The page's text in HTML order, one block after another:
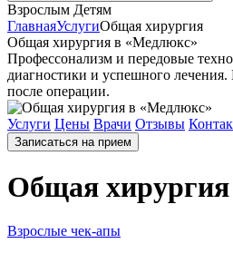
Взрослым Детям
ГлавнаяУслугиОбщая хирургия
Общая хирургия в «Медлюкс»
Профессонализм и передовые
диагностики и успешного
после операции.
Услуги Цены Врачи Отзывы
Записаться на прием
Общая
Взрослые чек-апы